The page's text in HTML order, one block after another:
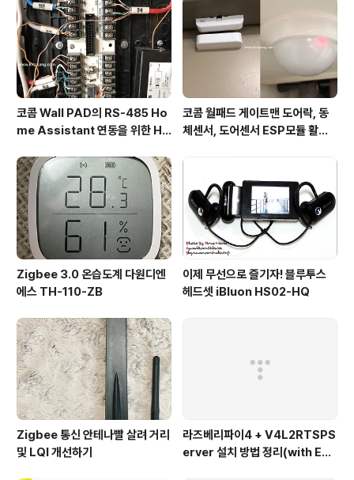
코콤 Wall PAD의 RS-485 Ho
me Assistant 연동을 위한 H/
코콤 월패드 게이트맨 도어락, 동
체센서, 도어센서 ESP모듈 활용
Zigbee 3.0 온습도계 다원디엔
에스 TH-110-ZB
이제 무선으로 즐기자! 블루투스
헤드셋 iBluon HS02-HQ
Zigbee 통신 안테나빨 살려 거리
및 LQI 개선하기
라즈베리파이4 + V4L2RTSPS
erver 설치 방법 정리(with EA